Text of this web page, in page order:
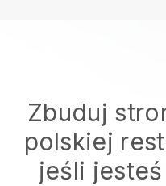
Zbuduj
polskiej
jeśli